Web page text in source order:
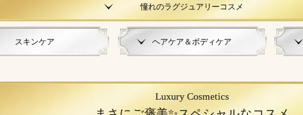
憧れのラグジュアリーコスメ
スキンケア ヘアケア＆ボディケア
Luxury Cosmetics